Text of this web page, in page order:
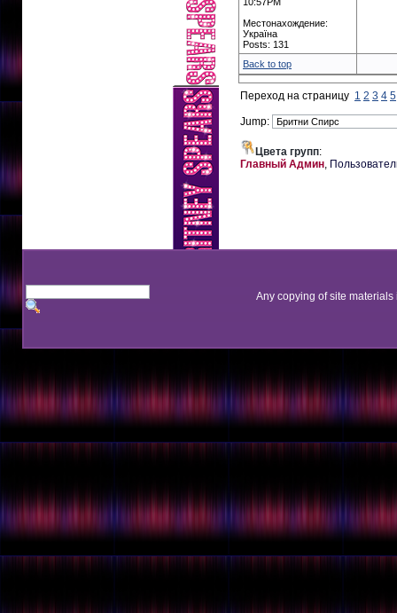
Местонахождение:
Україна
Posts: 131
Back to top
Переход на страницу 1 2 3 4 5
Jump:
Цвета групп:
Главный Админ,
Any copying of site